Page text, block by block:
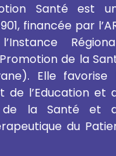
Santé est
financée par
de la
Elle favorise
de l’Education et
de la Santé et
du